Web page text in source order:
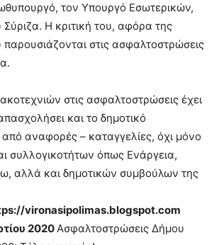
τον Υπουργό Εσωτερικών,
Η κριτική του, αφόρα της
παρουσιάζονται στις ασφαλτοστρώσεις
στις ασφαλτοστρώσεις έχει
και το δημοτικό
αναφορές – καταγγελίες, όχι μόνο
συλλογικοτήτων όπως Ενάργεια,
αλλά και δημοτικών συμβούλων της
vironasipolimas.blogspot.com
2020Ασφαλτοστρώσεις Δήμου